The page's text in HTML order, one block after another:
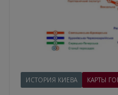
ИСТОРИЯ КИЕВА КАРТЫ